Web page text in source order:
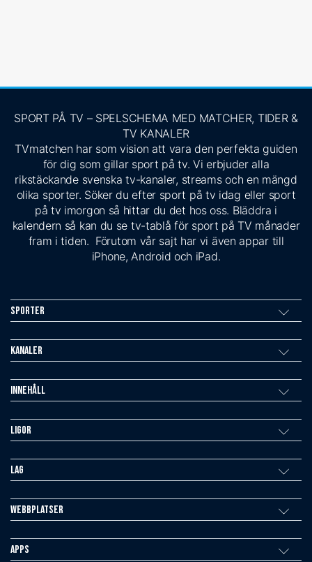
SPORT PÅ TV – SPELSCHEMA MED MATCHER, TIDER &
TV KANALER
TVmatchen har som vision att vara den perfekta guiden
för dig som gillar sport på tv. Vi erbjuder alla
rikstäckande svenska tv-kanaler, streams och en mängd
olika sporter. Söker du efter sport på tv idag eller sport
på tv imorgon så hittar du det hos oss. Bläddra i
kalendern så kan du se tv-tablå för sport på TV månader
fram i tiden. Förutom vår sajt har vi även appar till
iPhone, Android och iPad.
Sporter
Kanaler
Innehåll
Ligor
Lag
Webbplatser
Apps